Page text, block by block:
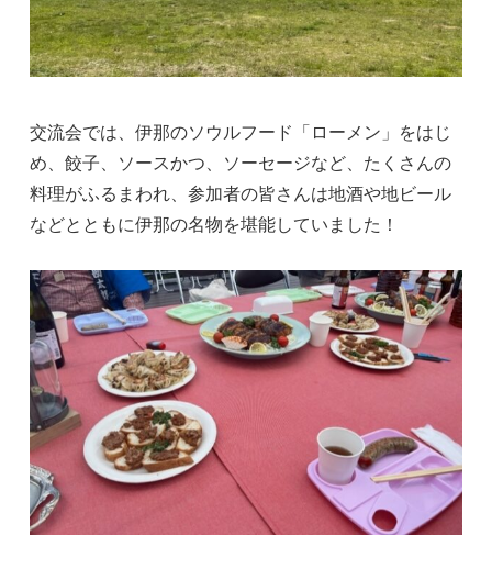
交流会では、伊那のソウルフード「ローメン」をはじ
め、餃子、ソースかつ、ソーセージなど、たくさんの
料理がふるまわれ、参加者の皆さんは地酒や地ビール
などとともに伊那の名物を堪能していました！